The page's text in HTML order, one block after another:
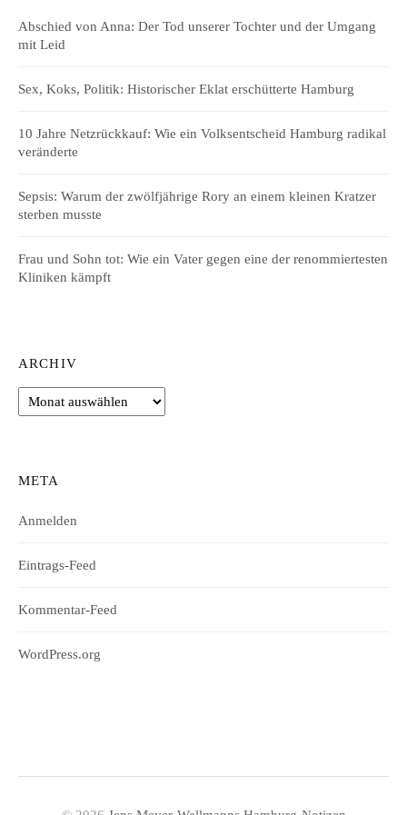
Abschied von Anna: Der Tod unserer Tochter und der Umgang
mit Leid
Sex, Koks, Politik: Historischer Eklat erschütterte Hamburg
10 Jahre Netzrückkauf: Wie ein Volksentscheid Hamburg radikal
veränderte
Sepsis: Warum der zwölfjährige Rory an einem kleinen Kratzer
sterben musste
Frau und Sohn tot: Wie ein Vater gegen eine der renommiertesten
Kliniken kämpft
ARCHIV
Archiv
META
Anmelden
Eintrags-Feed
Kommentar-Feed
WordPress.org